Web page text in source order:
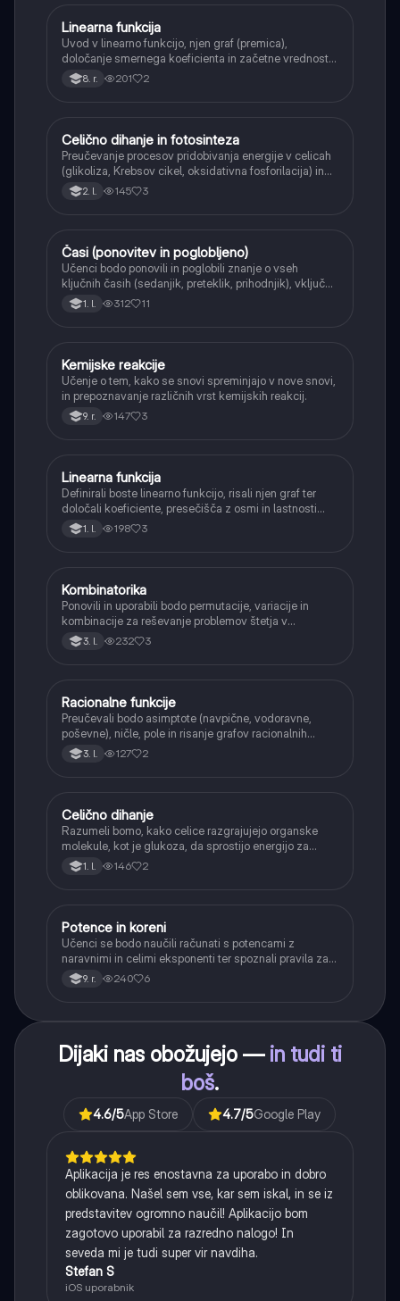
Matematika
Linearna funkcija
Uvod v linearno funkcijo, njen graf (premica),
določanje smernega koeficienta in začetne vrednosti.
Učenci bodo znali narisati graf linearne funkcije.
8. r. 201 2
Naravoslovje
Celično dihanje in fotosinteza
Preučevanje procesov pridobivanja energije v celicah
(glikoliza, Krebsov cikel, oksidativna fosforilacija) in
pretvorbe svetlobne energije v kemično energijo
(fotosinteza).
2. l. 145 3
Angleščina
Časi (ponovitev in poglobljeno)
Učenci bodo ponovili in poglobili znanje o vseh
ključnih časih (sedanjik, preteklik, prihodnjik), vključno
s Perfect tenses (Present Perfect Continuous, Past
Perfect, Future Perfect) in njihovo uporabo.
1. l. 312 11
Naravoslovje
Kemijske reakcije
Učenje o tem, kako se snovi spreminjajo v nove snovi,
in prepoznavanje različnih vrst kemijskih reakcij.
9. r. 147 3
Matematika
Linearna funkcija
Definirali boste linearno funkcijo, risali njen graf ter
določali koeficiente, presečišča z osmi in lastnosti
(naraščanje/padanje).
1. l. 198 3
Matematika
Kombinatorika
Ponovili in uporabili bodo permutacije, variacije in
kombinacije za reševanje problemov štetja v
verjetnosti.
3. l. 232 3
Matematika
Racionalne funkcije
Preučevali bodo asimptote (navpične, vodoravne,
poševne), ničle, pole in risanje grafov racionalnih
funkcij.
3. l. 127 2
Biologija
Celično dihanje
Razumeli bomo, kako celice razgrajujejo organske
molekule, kot je glukoza, da sprostijo energijo za
svoje delovanje.
1. l. 146 2
Matematika
Potence in koreni
Učenci se bodo naučili računati s potencami z
naravnimi in celimi eksponenti ter spoznali pravila za
računanje z njimi. Obravnavali bodo kvadratne in
kubične korene ter delno korenjenje in racionalizacijo
9. r. 240 6
Dijaki nas obožujejo — in tudi ti
boš.
4.6/5App Store 4.7/5Google Play
Aplikacija je res enostavna za uporabo in dobro
oblikovana. Našel sem vse, kar sem iskal, in se iz
predstavitev ogromno naučil! Aplikacijo bom
zagotovo uporabil za razredno nalogo! In
seveda mi je tudi super vir navdiha.
Stefan S
iOS uporabnik